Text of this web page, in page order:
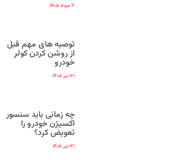
۳ مرداد ۱۴۰۵
توصیه های مهم قبل
از روشن کردن کولر
خودرو
۳۱ تیر ۱۴۰۵
چه زمانی باید سنسور
اکسیژن خودرو را
تعویض کرد؟
۳۱ تیر ۱۴۰۵